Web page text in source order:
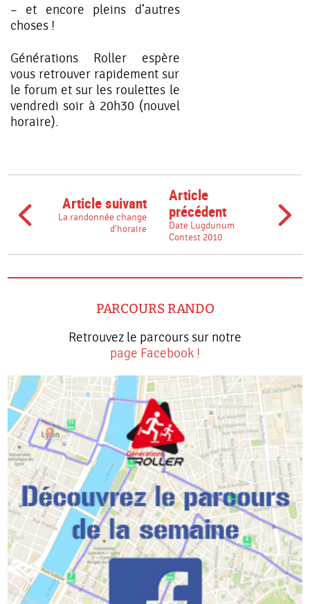
– et encore pleins d’autres
choses !
Générations Roller espère
vous retrouver rapidement sur
le forum et sur les roulettes le
vendredi soir à 20h30 (nouvel
horaire).
Article suivant
La randonnée change
d'horaire
Article
précédent
Date Lugdunum
Contest 2010
PARCOURS RANDO
Retrouvez le parcours sur notre
page Facebook !